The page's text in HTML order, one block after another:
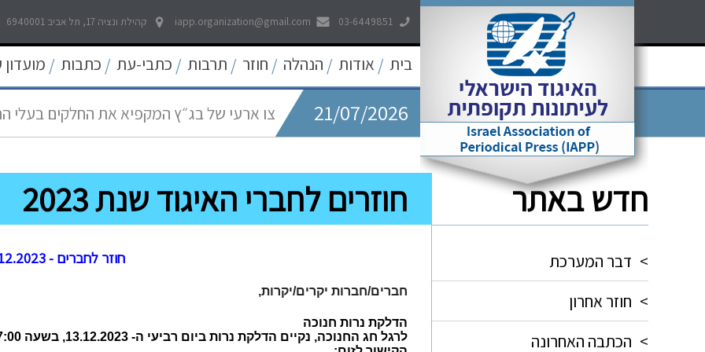
03-6449851
iapp.organization@gmail.com קהילת ונציה 17, תל אביב 6940001
בית / אודות / הנהלה / חוזר / תרבות / כתבי-עת / כתבות / מועדון
21/07/2026 לאפשר דיווח פתוח וחופשי לכל אמצעי
21/07/2026 צו ארעי של בג״ץ המקפיא את החלקים בעלי
החדש 05/07/2026 עוד קו אדום נחצה - פגיעה באולפני חדשות
09/05/2026 שאגת הארי - המלחמה על הפיצויים לעצמאים חדש באתר
> דבר המערכת
> חוזר אחרון
> הכתבה האחרונה
חוזרים לחברי האיגוד שנת 2023
חוזר לחברים - 6.12.2023
חברים/חברות יקרים/יקרות,
הדלקת נרות חנוכה
לרגל חג החנוכה, נקיים הדלקת נרות ביום רביעי ה- 13.12.2023, בשעה 17:00, במשרד האיגוד ובזום.